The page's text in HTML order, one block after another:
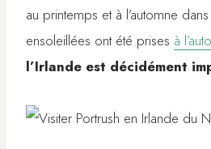
au printemps et à l’automne
ensoleillées ont été prises à
l’Irlande est décidément